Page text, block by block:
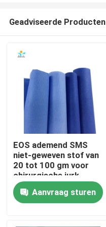
Huis
Producten
Ongeveer ons
Geadviseerde Producten
EOS ademend SMS
niet-geweven stof van
20 tot 100 gm voor
chirurgische jurk
Aanvraag sturen